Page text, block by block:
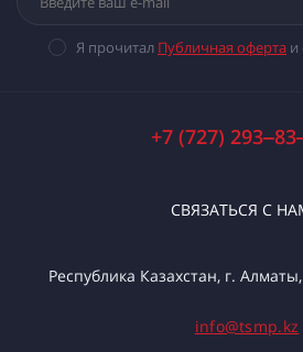
Я прочитал Публичная оферта и
+7 (727)
СВЯЗАТЬСЯ С
Республика Казахстан, г.
info@tsmp.kz